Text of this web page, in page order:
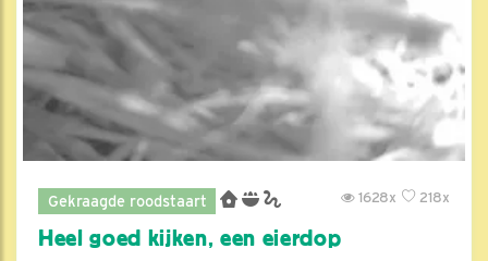
Gekraagde roodstaart 218x
1628x
Heel goed kijken, een eierdop